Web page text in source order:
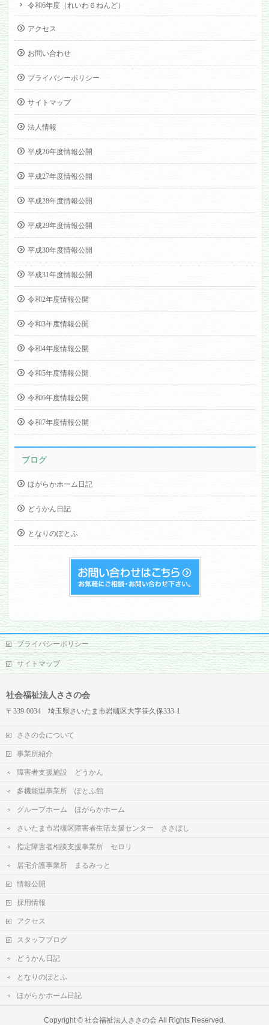
令和6年度（れいわ６ねんど）
アクセス
お問い合わせ
プライバシーポリシー
サイトマップ
法人情報
平成26年度情報公開
平成27年度情報公開
平成28年度情報公開
平成29年度情報公開
平成30年度情報公開
平成31年度情報公開
令和2年度情報公開
令和3年度情報公開
令和4年度情報公開
令和5年度情報公開
令和6年度情報公開
令和7年度情報公開
ブログ
ほがらかホーム日記
どうかん日記
となりのぽとふ
プライバシーポリシー
サイトマップ
社会福祉法人ささの会
〒339-0034 埼玉県さいたま市岩槻区大字笹久保333-1
ささの会について
事業所紹介
障害者支援施設 どうかん
多機能型事業所 ぽとふ館
グループホーム ほがらかホーム
さいたま市岩槻区障害者生活支援センター ささぼし
指定障害者相談支援事業所 セロリ
居宅介護事業所 まるみっと
情報公開
採用情報
アクセス
スタッフブログ
どうかん日記
となりのぽとふ
ほがらかホーム日記
Copyright © 社会福祉法人ささの会All Rights Reserved.